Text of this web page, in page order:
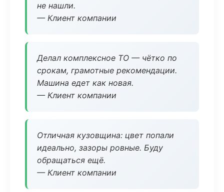
не нашли.
— Клиент компании
Делал комплексное ТО — чётко по
срокам, грамотные рекомендации.
Машина едет как новая.
— Клиент компании
Отличная кузовщина: цвет попали
идеально, зазоры ровные. Буду
обращаться ещё.
— Клиент компании